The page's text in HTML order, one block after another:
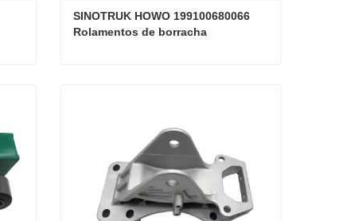
SINOTRUK HOWO 199100680066
Rolamentos de borracha